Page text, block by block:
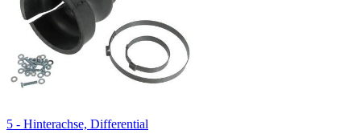
5 - Hinterachse, Differential